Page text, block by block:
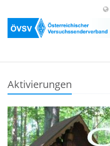
Aktivierungen